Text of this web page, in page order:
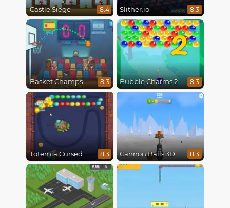
Castle Siege 8.4 Slither.io 8.3
Basket Champs 8.3
2
Bubble Charms 2 8.3
Totemia Cursed Marbles 8.3 Cannon Balls 3D 8.3